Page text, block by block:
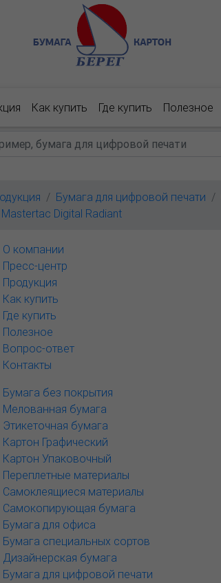
Как купить Где купить Полезное
Бумага для цифровой печати
Mastertac Digital Radiant
О компании
Пресс-центр
Продукция
Как купить
Где купить
Полезное
Вопрос-ответ
Контакты
Бумага без покрытия
Мелованная бумага
Этикеточная бумага
Картон Графический
Картон Упаковочный
Переплетные материалы
Самоклеящиеся материалы
Самокопирующая бумага
Бумага для офиса
Бумага специальных сортов
Дизайнерская бумага
Бумага для цифровой печати